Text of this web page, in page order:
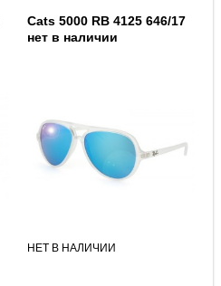
Cats 5000 RB 4125 646/17
нет в наличии
НЕТ В НАЛИЧИИ